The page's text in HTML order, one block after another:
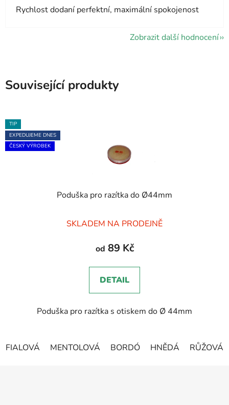
Rychlost dodaní perfektní, maximální spokojenost
Zobrazit další hodnocení
Související produkty
TIP
EXPEDUJEME DNES
ČESKÝ VÝROBEK
Poduška pro razítka do Ø44mm
hodnocení
produktu
5,0
z
hvězdiček.
SKLADEM NA PRODEJNĚ
od 89 Kč
DETAIL
Poduška pro razítka s otiskem do Ø 44mm
FIALOVÁ MENTOLOVÁ BORDÓ HNĚDÁ RŮŽOVÁ